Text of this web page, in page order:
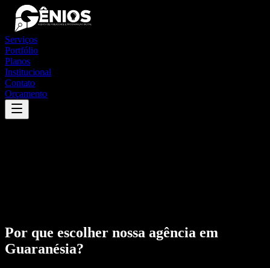
Serviços
Portfólio
Planos
Institucional
Contato
Orçamento
Por que escolher nossa agência em
Guaranésia?